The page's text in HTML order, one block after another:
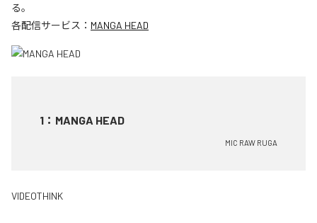
る。
各配信サービス： MANGA HEAD
1 ： MANGA HEAD
MIC RAW RUGA
VIDEOTHINK